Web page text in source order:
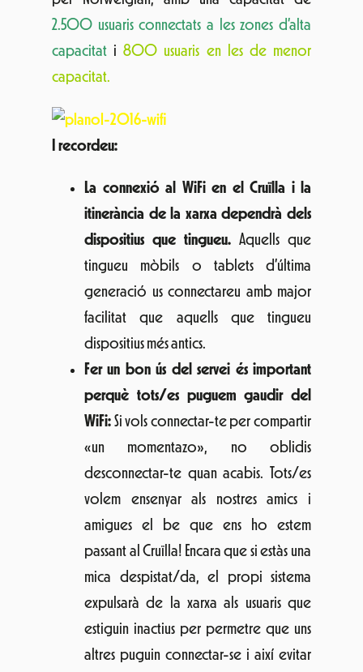
2.500 usuaris connectats a les zones d’alta
capacitat i800 usuaris en les de menor
capacitat.
I recordeu:
La connexió al WiFi en el Cruïlla i la
itinerància de la xarxa dependrà dels
dispositius que tingueu. Aquells que
tingueu mòbils o tablets d’última
generació us connectareu amb major
facilitat que aquells que tingueu
dispositius més antics.
Fer un bon ús del servei és important
perquè tots/es puguem gaudir del
WiFi: Si vols connectar-te per compartir
«un momentazo», no oblidis
desconnectar-te quan acabis. Tots/es
volem ensenyar als nostres amics i
amigues el be que ens ho estem
passant al Cruïlla! Encara que si estàs una
mica despistat/da, el propi sistema
expulsarà de la xarxa als usuaris que
estiguin inactius per permetre que uns
altres puguin connectar-se i així evitar